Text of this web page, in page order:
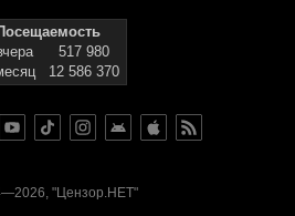
517 980
12 586 370
"Цензор.НЕТ"